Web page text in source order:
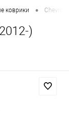
коврики •
)